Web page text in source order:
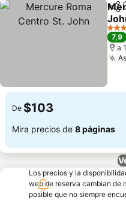
4
7,9
a
De $103
Mira precios de 8 páginas
Los precios y la
web de reserva cambian de
posible que no siempre